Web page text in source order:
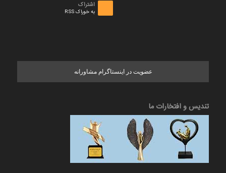
اشتراک
به خوراک RSS
عضویت در اینستاگرام مشاورانه
تندیس و افتخارات ما